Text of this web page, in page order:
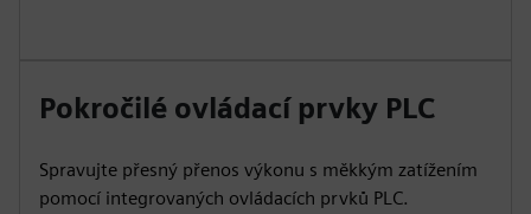
Pokročilé ovládací prvky PLC
Spravujte přesný přenos výkonu s měkkým zatížením
pomocí integrovaných ovládacích prvků PLC.